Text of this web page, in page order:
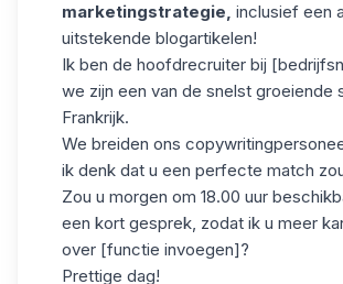
marketingstrategie, inclusief een
uitstekende blogartikelen!
Ik ben de hoofdrecruiter bij
we zijn een van de snelst groeiende
Frankrijk.
We breiden ons
ik denk dat u een perfecte match
Zou u morgen om 18.00 uur
een kort gesprek, zodat ik u meer
over [functie invoegen]?
Prettige dag!